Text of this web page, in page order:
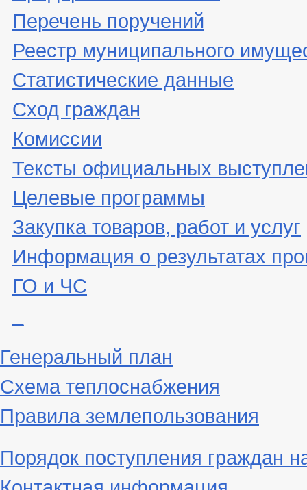
Перечень поручений
Реестр муниципального
Статистические данные
Сход граждан
Комиссии
Тексты официальных
Целевые программы
Закупка товаров, работ и услуг
Информация о результатах
ГО и ЧС
Генеральный план
Схема теплоснабжения
Правила землепользования
Порядок поступления граждан